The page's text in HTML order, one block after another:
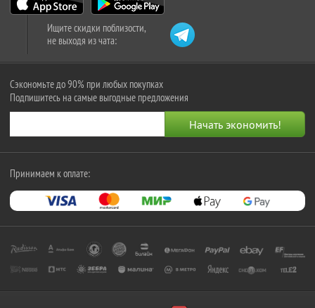
Ищите скидки поблизости,
не выходя из чата:
Сэкономьте до 90% при любых покупках
Подпишитесь на самые выгодные предложения
Принимаем к оплате: